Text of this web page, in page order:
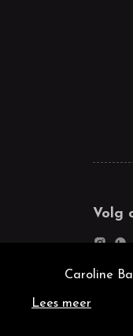
Volg
Caroline
Lees meer